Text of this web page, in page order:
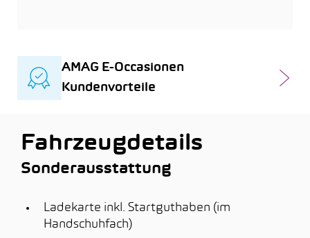
AMAG E-Occasionen
Kundenvorteile
Fahrzeugdetails
Sonderausstattung
Ladekarte inkl. Startguthaben (im
Handschuhfach)